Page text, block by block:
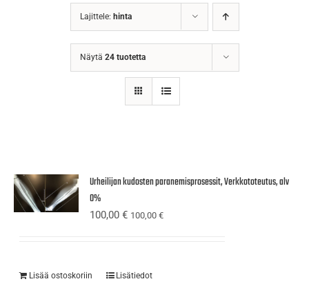
Lajittele: hinta
Näytä 24 tuotetta
Urheilijan kudosten paranemisprosessit, Verkkototeutus, alv
0%
100,00€ 100,00€
Lisää ostoskoriin Lisätiedot